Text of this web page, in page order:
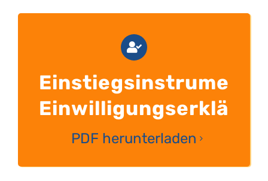
Einstiegsinstrument
PDF herunterladen